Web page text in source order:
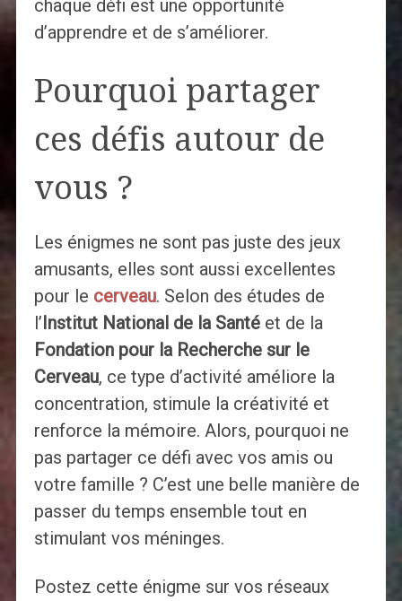
chaque défi est une opportunité
d’apprendre et de s’améliorer.
Pourquoi partager
ces défis autour de
vous ?
Les énigmes ne sont pas juste des jeux
amusants, elles sont aussi excellentes
pour le cerveau. Selon des études de
l’Institut National de la Santéet de la
Fondation pour la Recherche sur le
Cerveau, ce type d’activité améliore la
concentration, stimule la créativité et
renforce la mémoire. Alors, pourquoi ne
pas partager ce défi avec vos amis ou
votre famille ? C’est une belle manière de
passer du temps ensemble tout en
stimulant vos méninges.
Postez cette énigme sur vos réseaux